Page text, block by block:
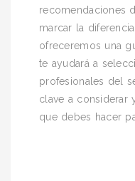
recomendaciones
marcar la
ofreceremos una
te ayudará a
profesionales del
clave a considerar
que debes hacer